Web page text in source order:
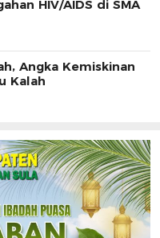
HIV/AIDS di SMA
Angka Kemiskinan
Kalah